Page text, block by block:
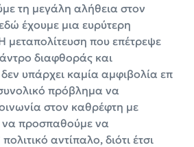
τη μεγάλη αλήθεια στον
έχουμε μια ευρύτερη
μεταπολίτευση που επέτρεψε
διαφθοράς και
υπάρχει καμία αμφιβολία επ
πρόβλημα να
στον καθρέφτη με
να προσπαθούμε να
αντίπαλο, διότι έτσι